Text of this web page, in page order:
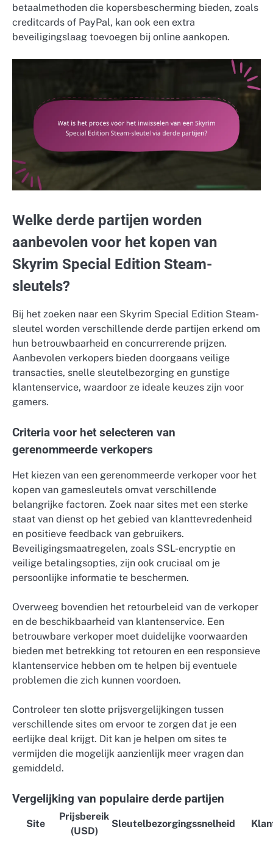
betaalmethoden die kopersbescherming bieden, zoals
creditcards of PayPal, kan ook een extra
beveiligingslaag toevoegen bij online aankopen.
Welke derde partijen worden
aanbevolen voor het kopen van
Skyrim Special Edition Steam-
sleutels?
Bij het zoeken naar een Skyrim Special Edition Steam-
sleutel worden verschillende derde partijen erkend om
hun betrouwbaarheid en concurrerende prijzen.
Aanbevolen verkopers bieden doorgaans veilige
transacties, snelle sleutelbezorging en gunstige
klantenservice, waardoor ze ideale keuzes zijn voor
gamers.
Criteria voor het selecteren van
gerenommeerde verkopers
Het kiezen van een gerenommeerde verkoper voor het
kopen van gamesleutels omvat verschillende
belangrijke factoren. Zoek naar sites met een sterke
staat van dienst op het gebied van klanttevredenheid
en positieve feedback van gebruikers.
Beveiligingsmaatregelen, zoals SSL-encryptie en
veilige betalingsopties, zijn ook cruciaal om je
persoonlijke informatie te beschermen.
Overweeg bovendien het retourbeleid van de verkoper
en de beschikbaarheid van klantenservice. Een
betrouwbare verkoper moet duidelijke voorwaarden
bieden met betrekking tot retouren en een responsieve
klantenservice hebben om te helpen bij eventuele
problemen die zich kunnen voordoen.
Controleer ten slotte prijsvergelijkingen tussen
verschillende sites om ervoor te zorgen dat je een
eerlijke deal krijgt. Dit kan je helpen om sites te
vermijden die mogelijk aanzienlijk meer vragen dan
gemiddeld.
Vergelijking van populaire derde partijen
Site
Prijsbereik
(USD)
Sleutelbezorgingssnelheid